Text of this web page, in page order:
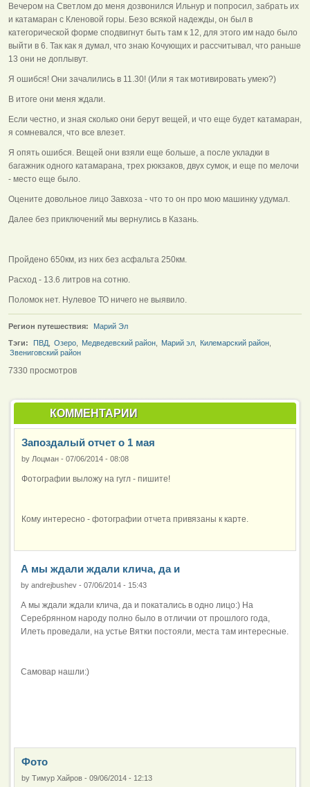
Вечером на Светлом до меня дозвонился Ильнур и попросил, забрать их
и катамаран с Кленовой горы. Безо всякой надежды, он был в
категорической форме сподвигнут быть там к 12, для этого им надо было
выйти в 6. Так как я думал, что знаю Кочующих и рассчитывал, что раньше
13 они не доплывут.
Я ошибся! Они зачалились в 11.30! (Или я так мотивировать умею?)
В итоге они меня ждали.
Если честно, и зная сколько они берут вещей, и что еще будет катамаран,
я сомневался, что все влезет.
Я опять ошибся. Вещей они взяли еще больше, а после укладки в
багажник одного катамарана, трех рюкзаков, двух сумок, и еще по мелочи
- место еще было.
Оцените довольное лицо Завхоза - что то он про мою машинку удумал.
Далее без приключений мы вернулись в Казань.
Пройдено 650км, из них без асфальта 250км.
Расход - 13.6 литров на сотню.
Поломок нет. Нулевое ТО ничего не выявило.
Регион путешествия:
Марий Эл
Тэги:
ПВД Озеро Медведевский район Марий эл Килемарский район
Звениговский район
7330 просмотров
КОММЕНТАРИИ
Запоздалый отчет о 1 мая
by Лоцман - 07/06/2014 - 08:08
Фотографии выложу на гугл - пишите!
Кому интересно - фотографии отчета привязаны к карте.
А мы ждали ждали клича, да и
by andrejbushev - 07/06/2014 - 15:43
А мы ждали ждали клича, да и покатались в одно лицо:) На
Серебрянном народу полно было в отличии от прошлого года,
Илеть проведали, на устье Вятки постояли, места там интересные.
Самовар нашли:)
Фото
by Тимур Хайров - 09/06/2014 - 12:13